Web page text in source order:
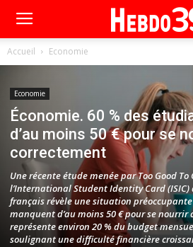
Accueil Economie
Economie
Économie. 60 % des
d’au moins 50 € pour se
correctement
Une récente étude menée par Too Good
l’International Student Identity Card
français révèle une situation
manquent d’au moins 50 € pour se nourrir
représente environ 20 % du budget
soulignant une difficulté financière